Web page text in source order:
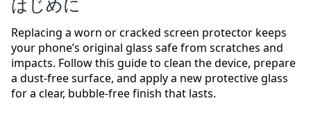
Replacing a worn or cracked screen protector keeps
your phone’s original glass safe from scratches and
impacts. Follow this guide to clean the device, prepare
a dust-free surface, and apply a new protective glass
for a clear, bubble-free finish that lasts.